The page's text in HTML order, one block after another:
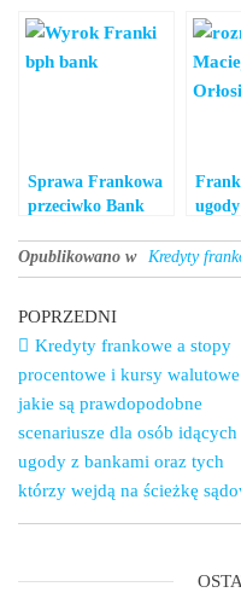
Sprawa Frankowa
przeciwko Bank
Opublikowano w Kredyty
Nawigacja
wpisu
Poprzedni
wpis
POPRZEDNI
Kredyty frankowe a stopy
procentowe i kursy
jakie są prawdopodobne
scenariusze dla osób idących
ugody z bankami oraz tych
którzy wejdą na ścieżkę